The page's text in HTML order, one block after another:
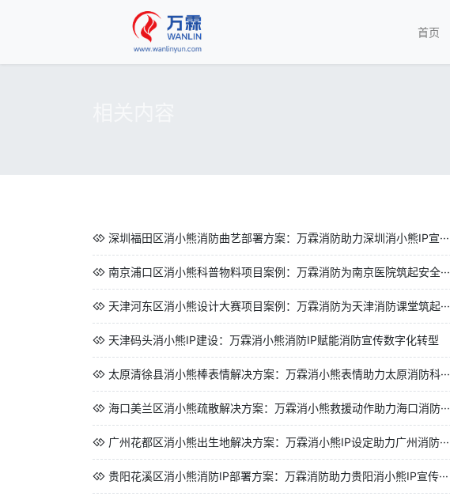
首页
深圳福田区消小熊消防曲艺部署方案：万霖消防助力深圳消小熊IP宣···
南京浦口区消小熊科普物料项目案例：万霖消防为南京医院筑起安全···
天津河东区消小熊设计大赛项目案例：万霖消防为天津消防课堂筑起···
天津码头消小熊IP建设：万霖消小熊消防IP赋能消防宣传数字化转型
太原清徐县消小熊棒表情解决方案：万霖消小熊表情助力太原消防科···
海口美兰区消小熊疏散解决方案：万霖消小熊救援动作助力海口消防···
广州花都区消小熊出生地解决方案：万霖消小熊IP设定助力广州消防···
贵阳花溪区消小熊消防IP部署方案：万霖消防助力贵阳消小熊IP宣传···